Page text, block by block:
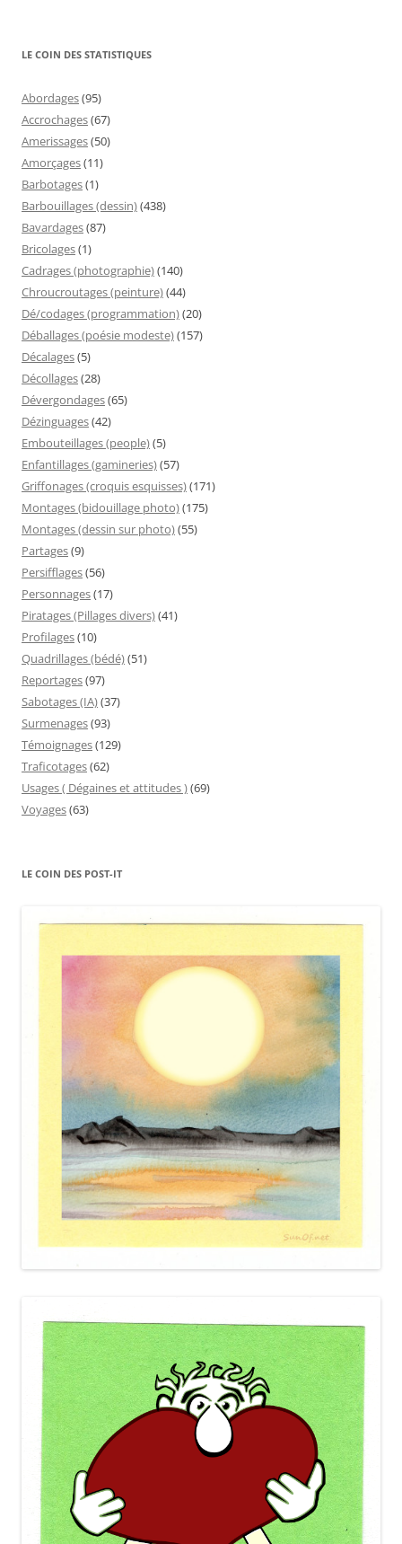
LE COIN DES STATISTIQUES
Abordages(95)
Accrochages(67)
Amerissages(50)
Amorçages(11)
Barbotages(1)
Barbouillages (dessin)(438)
Bavardages(87)
Bricolages(1)
Cadrages (photographie)(140)
Chroucroutages (peinture)(44)
Dé/codages (programmation)(20)
Déballages (poésie modeste)(157)
Décalages(5)
Décollages(28)
Dévergondages(65)
Dézinguages(42)
Embouteillages (people)(5)
Enfantillages (gamineries)(57)
Griffonages (croquis esquisses)(171)
Montages (bidouillage photo)(175)
Montages (dessin sur photo)(55)
Partages(9)
Persifflages(56)
Personnages(17)
Piratages (Pillages divers)(41)
Profilages(10)
Quadrillages (bédé)(51)
Reportages(97)
Sabotages (IA)(37)
Surmenages(93)
Témoignages(129)
Traficotages(62)
Usages ( Dégaines et attitudes )(69)
Voyages(63)
LE COIN DES POST-IT